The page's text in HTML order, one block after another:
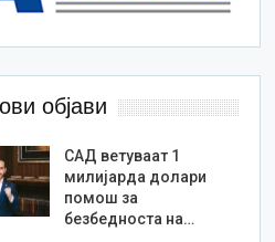
објави
САД ветуваат 1
милијарда долари
помош за
безбедноста на…